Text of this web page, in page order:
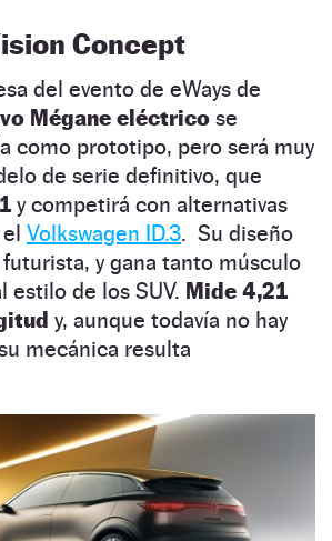
Concept
del evento de eWays de
Mégane eléctrico se
como prototipo, pero será muy
de serie definitivo, que
y competirá con alternativas
Volkswagen ID.3. Su diseño
y gana tanto músculo
estilo de los SUV. Mide 4,21
y, aunque todavía no hay
mecánica resulta